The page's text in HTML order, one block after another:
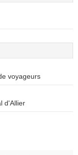
voyageurs
d'Allier